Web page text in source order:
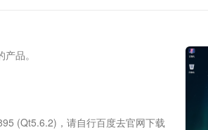
品。
(Qt5.6.2)，请自行百度去官网下载